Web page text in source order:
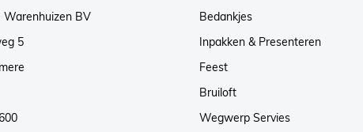
Warenhuizen BV
5
Bedankjes
Inpakken & Presenteren
Feest
Bruiloft
Wegwerp Servies